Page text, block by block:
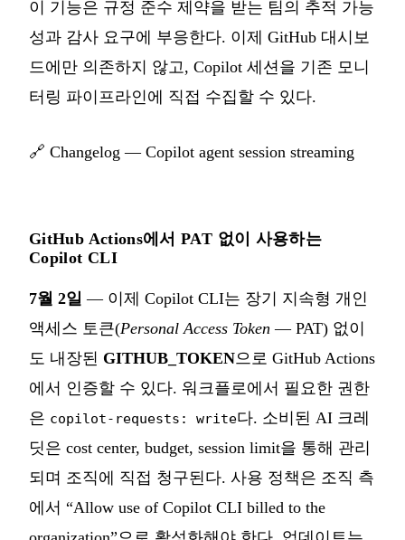
이 기능은 규정 준수 제약을 받는 팀의 추적 가능
성과 감사 요구에 부응한다. 이제 GitHub 대시보
드에만 의존하지 않고, Copilot 세션을 기존 모니
터링 파이프라인에 직접 수집할 수 있다.
🔗 Changelog — Copilot agent session streaming
GitHub Actions에서 PAT 없이 사용하는
Copilot CLI
7월 2일 — 이제 Copilot CLI는 장기 지속형 개인
액세스 토큰(Personal Access Token — PAT) 없이
도 내장된 GITHUB_TOKEN으로 GitHub Actions
에서 인증할 수 있다. 워크플로에서 필요한 권한
은 copilot-requests: write다. 소비된 AI 크레
딧은 cost center, budget, session limit을 통해 관리
되며 조직에 직접 청구된다. 사용 정책은 조직 측
에서 “Allow use of Copilot CLI billed to the